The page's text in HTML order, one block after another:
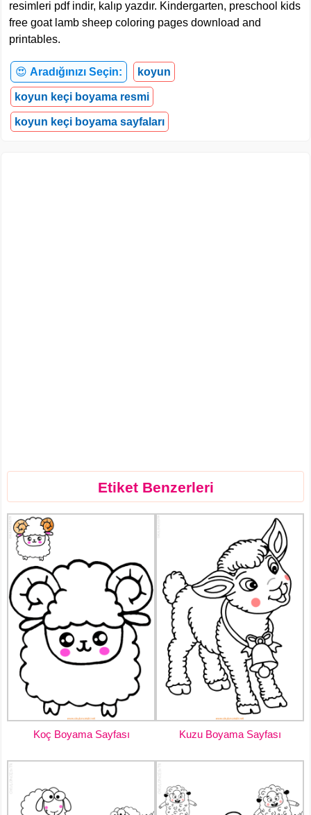
resimleri pdf indir, kalıp yazdır. Kindergarten, preschool kids
free goat lamb sheep coloring pages download and
printables.
😍 Aradığınızı Seçin: koyun
koyun keçi boyama resmi
koyun keçi boyama sayfaları
Etiket Benzerleri
Koç Boyama Sayfası Kuzu Boyama Sayfası